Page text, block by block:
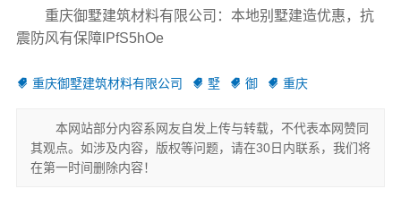
重庆御墅建筑材料有限公司：本地别墅建造优惠，抗
震防风有保障lPfS5hOe
重庆御墅建筑材料有限公司 墅 御 重庆
本网站部分内容系网友自发上传与转载，不代表本网赞同
其观点。如涉及内容，版权等问题，请在30日内联系，我们将
在第一时间删除内容！